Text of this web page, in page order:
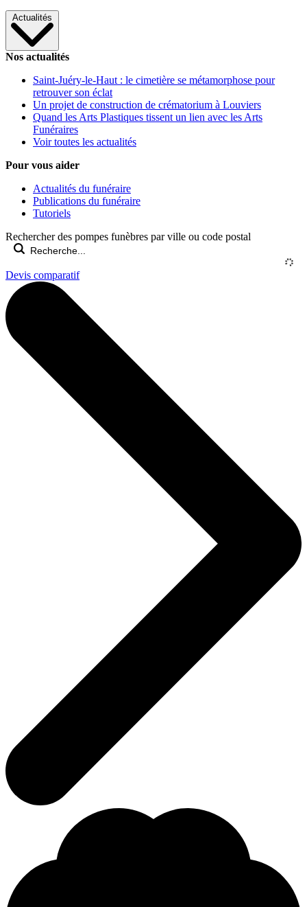
Actualités
Nos actualités
Saint-Juéry-le-Haut : le cimetière se métamorphose pour
retrouver son éclat
Un projet de construction de crématorium à Louviers
Quand les Arts Plastiques tissent un lien avec les Arts
Funéraires
Voir toutes les actualités
Pour vous aider
Actualités du funéraire
Publications du funéraire
Tutoriels
Rechercher des pompes funèbres par ville ou code postal
Devis comparatif